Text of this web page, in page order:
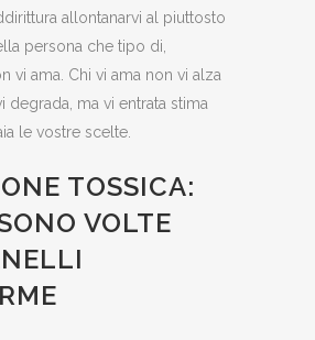
allontanarvi al piuttosto
persona che tipo di,
vi ama. Chi vi ama non vi alza
degrada, ma vi entrata stima
le vostre scelte.
TOSSICA:
VOLTE